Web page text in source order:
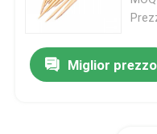
Miglior prezzo